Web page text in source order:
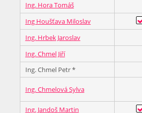
Ing. Hora Tomáš
Ing Houšťava Miloslav
Ing. Hrbek Jaroslav
Ing. Chmel Jiří
Ing. Chmel Petr *
Ing. Chmelová Sylva
Ing. Jandoš Martin